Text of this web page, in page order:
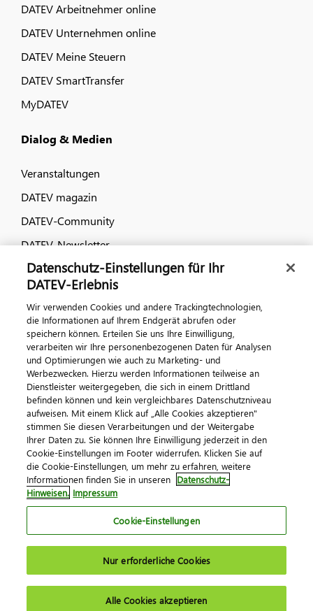
DATEV Arbeitnehmer online
DATEV Unternehmen online
DATEV Meine Steuern
DATEV SmartTransfer
MyDATEV
Dialog & Medien
Veranstaltungen
DATEV magazin
DATEV-Community
DATEV-Newsletter
Kontaktieren Sie uns
© 2026 DATEV eG
ImpressumDatenschutzAGB Kontakt
Cookie-Einstellungen
Datenschutz-Einstellungen für Ihr
DATEV-Erlebnis
Wir verwenden Cookies und andere Trackingtechnologien,
die Informationen auf Ihrem Endgerät abrufen oder
speichern können. Erteilen Sie uns Ihre Einwilligung,
verarbeiten wir Ihre personenbezogenen Daten für Analysen
und Optimierungen wie auch zu Marketing- und
Werbezwecken. Hierzu werden Informationen teilweise an
Dienstleister weitergegeben, die sich in einem Drittland
befinden können und kein vergleichbares Datenschutzniveau
aufweisen. Mit einem Klick auf „Alle Cookies akzeptieren"
stimmen Sie diesen Verarbeitungen und der Weitergabe
Ihrer Daten zu. Sie können Ihre Einwilligung jederzeit in den
Cookie-Einstellungen im Footer widerrufen. Klicken Sie auf
die Cookie-Einstellungen, um mehr zu erfahren, weitere
Informationen finden Sie in unseren Datenschutz-
Hinweisen. Impressum
Cookie-Einstellungen
Nur erforderliche Cookies
Alle Cookies akzeptieren